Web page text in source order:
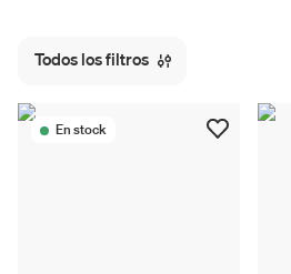
Todos los filtros
En stock